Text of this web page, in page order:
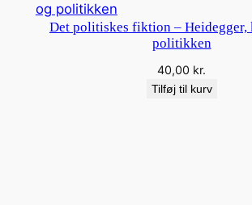
d
Det politiskes fiktion – Heidegger,
politikken
40,00 kr.
Tilføj til kurv